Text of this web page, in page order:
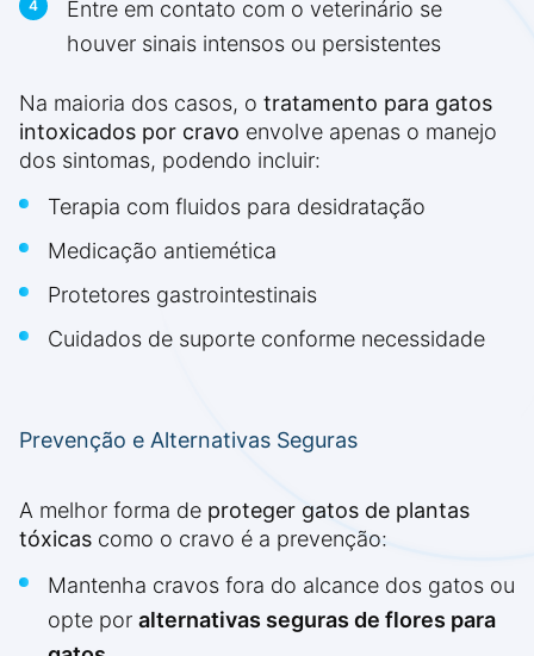
Entre em contato com o veterinário se
houver sinais intensos ou persistentes
Na maioria dos casos, o tratamento para gatos
intoxicados por cravo envolve apenas o manejo
dos sintomas, podendo incluir:
Terapia com fluidos para desidratação
Medicação antiemética
Protetores gastrointestinais
Cuidados de suporte conforme necessidade
Prevenção e Alternativas Seguras
A melhor forma de proteger gatos de plantas
tóxicas como o cravo é a prevenção:
Mantenha cravos fora do alcance dos gatos ou
opte por alternativas seguras de flores para